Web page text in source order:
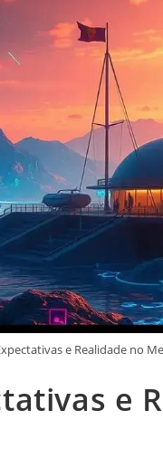
e Realidade no
e